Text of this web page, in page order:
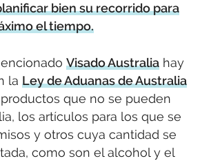
bien su recorrido para
el tiempo.
Visado Australia hay
la Ley de Aduanas de Australia
que no se pueden
los artículos para los que se
y otros cuya cantidad se
como son el alcohol y el